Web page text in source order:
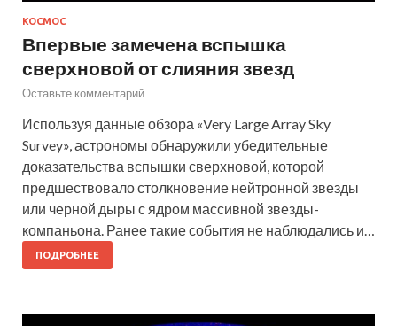
КОСМОС
Впервые замечена вспышка
сверхновой от слияния звезд
Оставьте комментарий
Используя данные обзора «Very Large Array Sky
Survey», астрономы обнаружили убедительные
доказательства вспышки сверхновой, которой
предшествовало столкновение нейтронной звезды
или черной дыры с ядром массивной звезды-
компаньона. Ранее такие события не наблюдались и…
ПОДРОБНЕЕ